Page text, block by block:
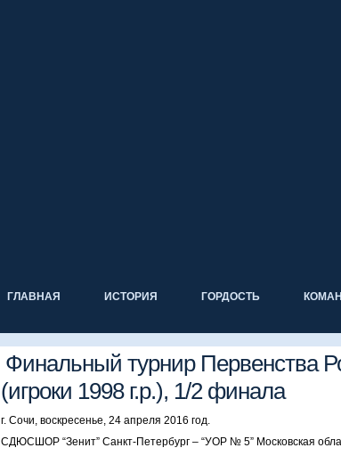
ГЛАВНАЯ ИСТОРИЯ ГОРДОСТЬ
Финальный турнир Первенства
(игроки 1998 г.р.), 1/2 финала
г. Сочи, воскресенье, 24 апреля 2016 год.
СДЮСШОР “Зенит” Санкт-Петербург – “УОР № 5” Московская